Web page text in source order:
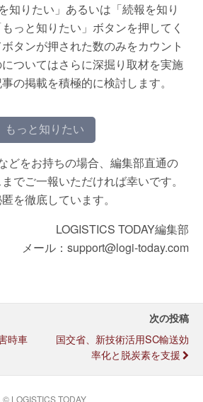
知りたい」あるいは「続報を知り
っと知りたい」ボタンを押してく
タンが押された数のみをカウント
ついてはさらに深掘り取材を実施
の掲載を積極的に検討します。
もっと知りたい
どをお持ちの場合、編集部直通の
でご一報いただければ幸いです。
を徹底しています。
LOGISTICS TODAY編集部
メール：support@logi-today.com
時車
次の投稿
国交省、新技術活用SC輸送効
率化と脱炭素を支援
© LOGISTICS TODAY